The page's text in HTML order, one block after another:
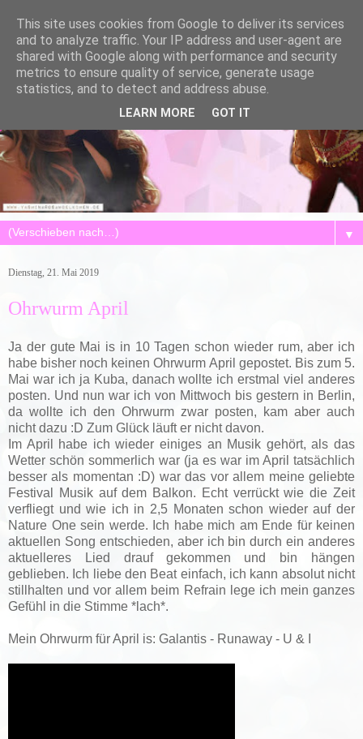
▼
Dienstag, 21. Mai 2019
Ohrwurm April
Ja der gute Mai is in 10 Tagen schon wieder rum, aber ich
habe bisher noch keinen Ohrwurm April gepostet. Bis zum 5.
Mai war ich ja Kuba, danach wollte ich erstmal viel anderes
posten. Und nun war ich von Mittwoch bis gestern in Berlin,
da wollte ich den Ohrwurm zwar posten, kam aber auch
nicht dazu :D Zum Glück läuft er nicht davon.
Im April habe ich wieder einiges an Musik gehört, als das
Wetter schön sommerlich war (ja es war im April tatsächlich
besser als momentan :D) war das vor allem meine geliebte
Festival Musik auf dem Balkon. Echt verrückt wie die Zeit
verfliegt und wie ich in 2,5 Monaten schon wieder auf der
Nature One sein werde. Ich habe mich am Ende für keinen
aktuellen Song entschieden, aber ich bin durch ein anderes
aktuelleres Lied drauf gekommen und bin hängen
geblieben. Ich liebe den Beat einfach, ich kann absolut nicht
stillhalten und vor allem beim Refrain lege ich mein ganzes
Gefühl in die Stimme *lach*.
Mein Ohrwurm für April is: Galantis - Runaway - U & I
This site uses cookies from Google to deliver its services
and to analyze traffic. Your IP address and user-agent are
shared with Google along with performance and security
metrics to ensure quality of service, generate usage
statistics, and to detect and address abuse.
LEARN MORE GOT IT